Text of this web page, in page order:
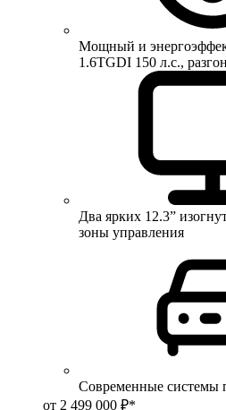
Мощный и
1.6TGDI 150 л.с.,
Два ярких 12.3”
зоны управления
Современные системы
от 2 499 000 ₽*